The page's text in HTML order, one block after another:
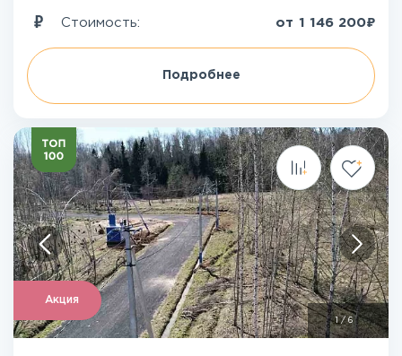
Стоимость: от 1 146 200₽
Подробнее
Акция
1/6